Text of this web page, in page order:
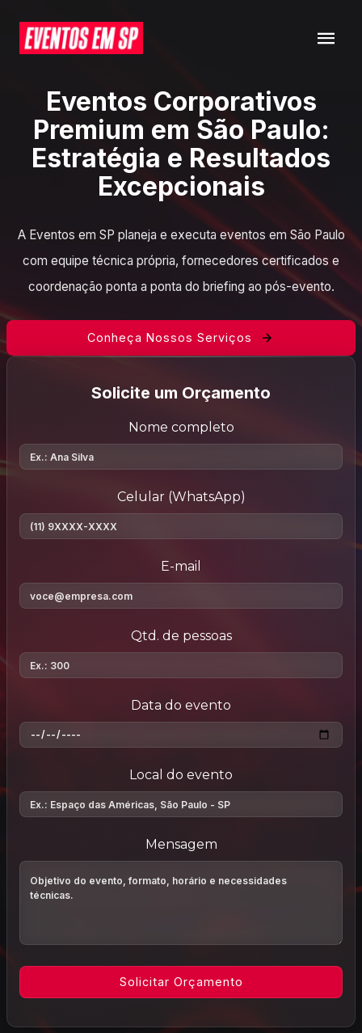
Eventos Corporativos
Premium em São Paulo:
Estratégia e Resultados
Excepcionais
A Eventos em SP planeja e executa eventos em São Paulo
com equipe técnica própria, fornecedores certificados e
coordenação ponta a ponta do briefing ao pós-evento.
Conheça Nossos Serviços
Solicite um Orçamento
Nome completo
Celular (WhatsApp)
E-mail
Qtd. de pessoas
Data do evento
Local do evento
Mensagem